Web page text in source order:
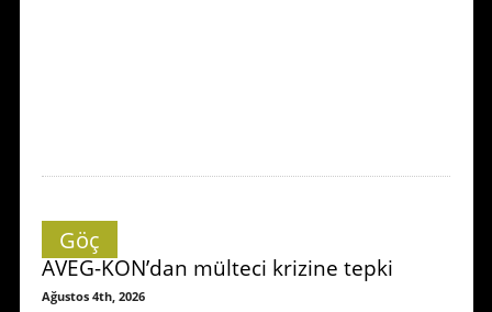
Göç
AVEG-KON’dan mülteci krizine tepki
Ağustos 4th, 2026